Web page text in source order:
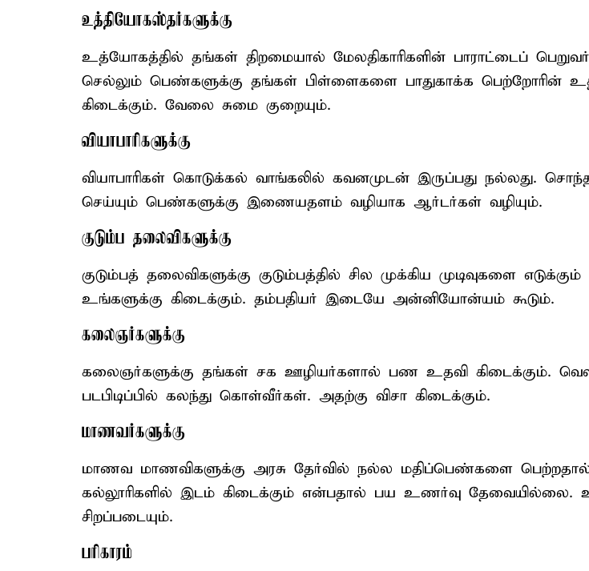
உத்தியோகஸ்தர்களுக்கு
உத்யோகத்தில் தங்கள் திறமையால் மேலதிகாரிகளின் பாராட்டைப்
செல்லும் பெண்களுக்கு தங்கள் பிள்ளைகளை பாதுகாக்க பெற்றோரின்
கிடைக்கும். வேலை சுமை குறையும்.
வியாபாரிகளுக்கு
வியாபாரிகள் கொடுக்கல் வாங்கலில் கவனமுடன் இருப்பது நல்லது.
செய்யும் பெண்களுக்கு இணையதளம் வழியாக ஆர்டர்கள் வழியும்.
குடும்ப தலைவிகளுக்கு
குடும்பத் தலைவிகளுக்கு குடும்பத்தில் சில முக்கிய முடிவுகளை
உங்களுக்கு கிடைக்கும். தம்பதியர் இடையே அன்னியோன்யம் கூடும்.
கலைஞர்களுக்கு
கலைஞர்களுக்கு தங்கள் சக ஊழியர்களால் பண உதவி கிடைக்கும்.
படபிடிப்பில் கலந்து கொள்வீர்கள். அதற்கு விசா கிடைக்கும்.
மாணவர்களுக்கு
மாணவ மாணவிகளுக்கு அரசு தேர்வில் நல்ல மதிப்பெண்களை
கல்லூரிகளில் இடம் கிடைக்கும் என்பதால் பய உணர்வு
சிறப்படையும்.
பரிகாரம்